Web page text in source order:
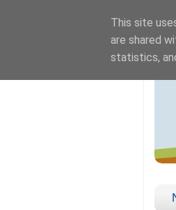
This site
are shared
statistics,